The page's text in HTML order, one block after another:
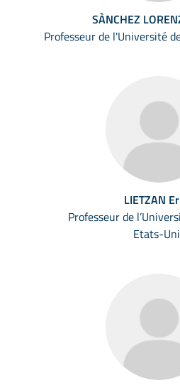
SÀNCHEZ
Professeur de l'Université
LIETZAN
Professeur de
Etats-